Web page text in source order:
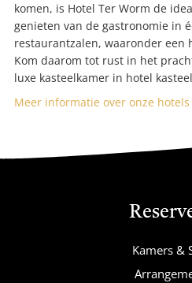
komen, is Hotel Ter Worm de
genieten van de gastronomie in
restaurantzalen, waaronder een
Kom daarom tot rust in het
luxe kasteelkamer in hotel
Meer informatie over onze hotels
Kamers &